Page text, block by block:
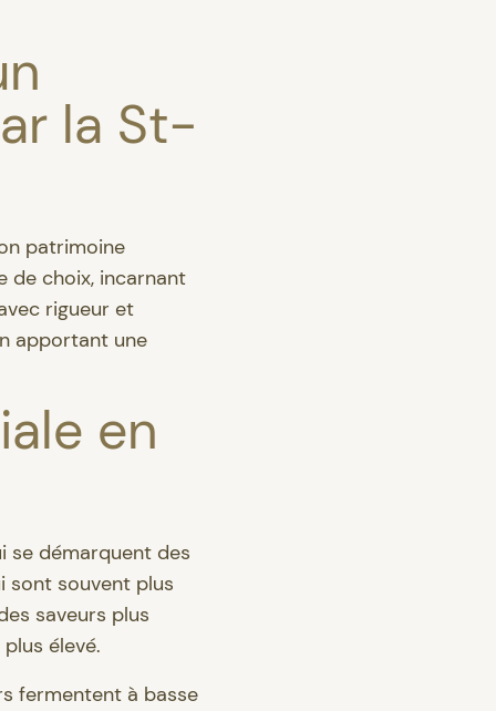
la St-
patrimoine
de choix, incarnant
rigueur et
apportant une
en
se démarquent des
sont souvent plus
saveurs plus
élevé.
fermentent à basse